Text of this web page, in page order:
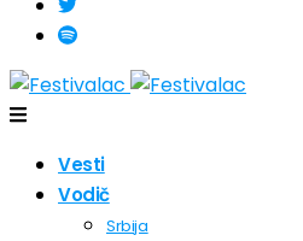
Vesti
Vodič
Srbija